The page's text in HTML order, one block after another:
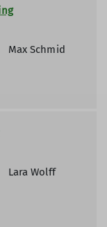
Max Schmid
Lara Wolff